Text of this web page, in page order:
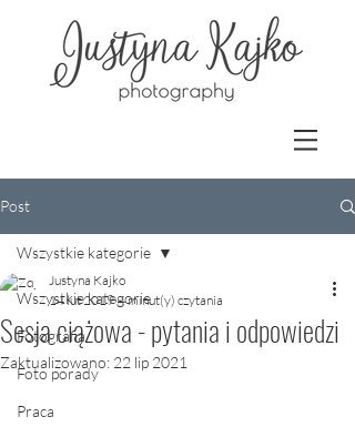
Post
Wszystkie kategorie
Fotografia
Foto porady
Praca
Wszystkie kategorie
Sesja ciążowa - pytania i odpowiedzi
Justyna Kajko
14 lut 2019 4 minut(y) czytania
Zaktualizowano: 22 lip 2021